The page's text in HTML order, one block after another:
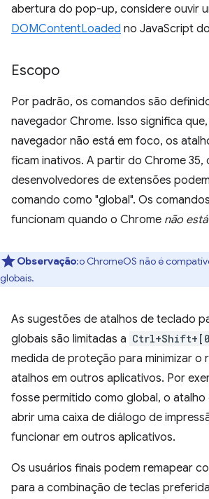
abertura do pop-up, considere ouvir
DOMContentLoaded no JavaScript
Escopo
Por padrão, os comandos são
navegador Chrome. Isso significa
navegador não está em foco, os
ficam inativos. A partir do Chrome 35,
desenvolvedores de extensões
comando como "global". Os
funcionam quando o Chrome não está
Observação:o ChromeOS não é
globais.
As sugestões de atalhos de teclado
globais são limitadas a
medida de proteção para minimizar o
atalhos em outros aplicativos. Por
fosse permitido como global, o
abrir uma caixa de diálogo de
funcionar em outros aplicativos.
Os usuários finais podem remapear
para a combinação de teclas